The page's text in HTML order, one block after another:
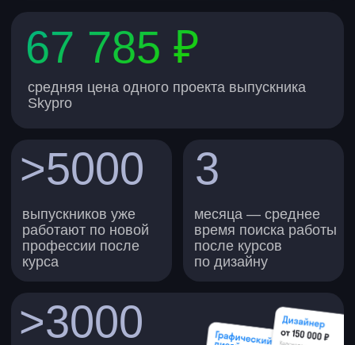
работы
Ускоряйте работу и растите в карьере
и зарплате
учитесь:
3 месяца
от 2 739 ₽
платите в месяц при
рассрочке на 12 мес.
зарплата:
Подробнее
новый навык сертификат
ИИ-креатор
Создавайте текст, картинки, видео
и весь контент-завод с помощью ИИ
сертификат